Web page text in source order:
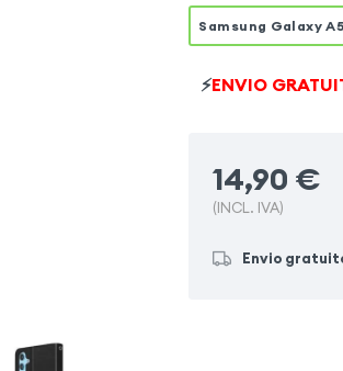
Samsung Galaxy
⚡ENVIO
14,90 €
(INCL. IVA)
Envio